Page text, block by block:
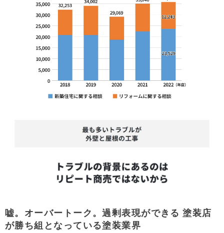
嘘。オーバートーク。過剰表現ができる 塗装店
が勝ち組となっている塗装業界